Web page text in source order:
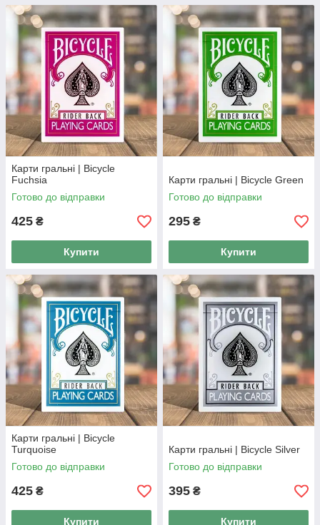
Карти гральні | Bicycle
Fuchsia
Готово до відправки
425 ₴
Купити
Карти гральні | Bicycle Green
Готово до відправки
295 ₴
Купити
Карти гральні | Bicycle
Turquoise
Готово до відправки
425 ₴
Купити
Карти гральні | Bicycle Silver
Готово до відправки
395 ₴
Купити